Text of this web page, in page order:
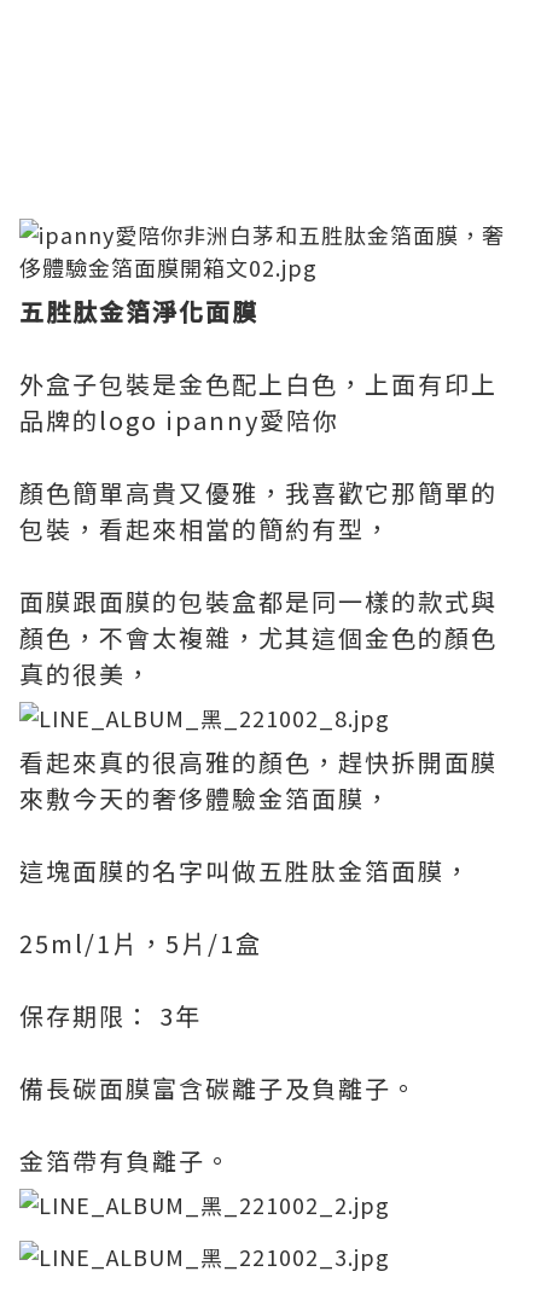
五胜肽金箔淨化面膜
外盒子包裝是金色配上白色，上面有印上
品牌的logo ipanny愛陪你
顏色簡單高貴又優雅，我喜歡它那簡單的
包裝，看起來相當的簡約有型，
面膜跟面膜的包裝盒都是同一樣的款式與
顏色，不會太複雜，尤其這個金色的顏色
真的很美，
看起來真的很高雅的顏色，趕快拆開面膜
來敷今天的奢侈體驗金箔面膜，
這塊面膜的名字叫做五胜肽金箔面膜，
25ml/1片，5片/1盒
保存期限： 3年
備長碳面膜富含碳離子及負離子。
金箔帶有負離子。